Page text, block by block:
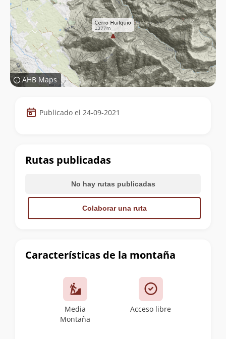
AHB Maps
Datos
de
cumbre
Publicado el 24-09-2021
Características de la montaña
Media
Montaña
Acceso libre
Rutas publicadas
No hay rutas publicadas
Colaborar una ruta